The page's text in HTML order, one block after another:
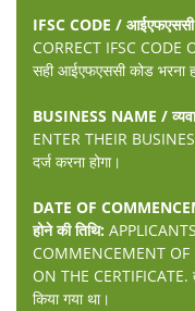
IFSC CODE /
CORRECT IFSC
सही आईएफएससी कोड भरना
BUSINESS NAME /
ENTER THEIR
दर्ज करना होगा।
DATE OF
होने की तिथि:
COMMENCEMENT OF
ON THE
किया गया था।